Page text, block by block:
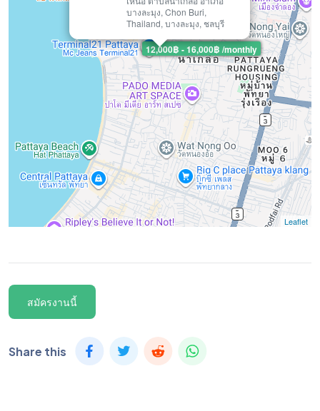
12,000฿ - 16,000฿ /monthly
บางละมุง, Chon Buri,
Thailand, บางละมุง, ชลบุรี
Leaflet
สมัครงานนี้
Share this